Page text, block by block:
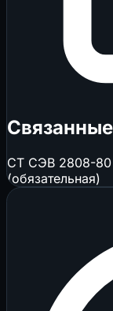
СТ СЭВ 2808-80
(обязательная)